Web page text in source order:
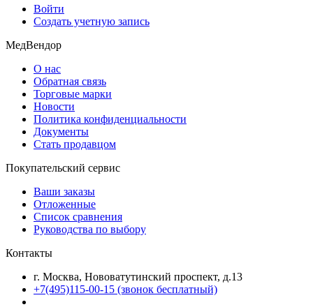
Войти
Создать учетную запись
МедВендор
О нас
Обратная связь
Торговые марки
Новости
Политика конфиденциальности
Документы
Стать продавцом
Покупательский сервис
Ваши заказы
Отложенные
Список сравнения
Руководства по выбору
Контакты
г. Москва, Нововатутинский проспект, д.13
+7(495)115-00-15 (звонок бесплатный)